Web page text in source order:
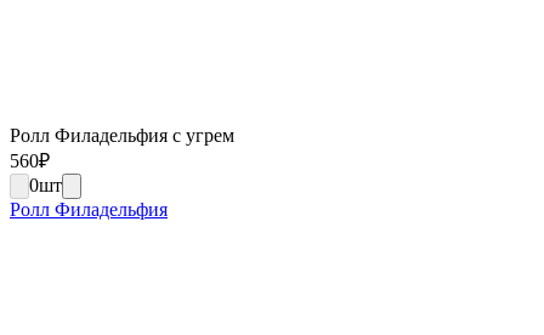
Ролл Филадельфия с угрем
560₽
0шт
Ролл Филадельфия